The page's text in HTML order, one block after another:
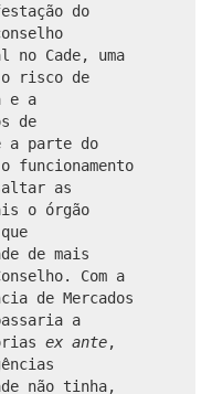
do
Cade, uma
o risco de
e a
de
a parte do
funcionamento
as
o órgão
de mais
Com a
de Mercados
a
ex ante,
não tinha,